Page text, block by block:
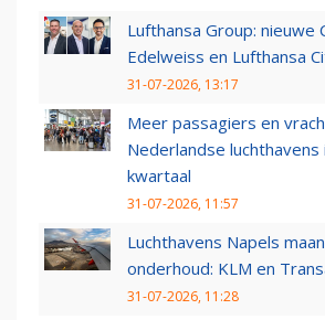
Lufthansa Group: nieuwe
Edelweiss en Lufthansa
31-07-2026, 13:17
Meer passagiers en
Nederlandse
kwartaal
31-07-2026, 11:57
Luchthavens Napels
onderhoud: KLM en
31-07-2026, 11:28